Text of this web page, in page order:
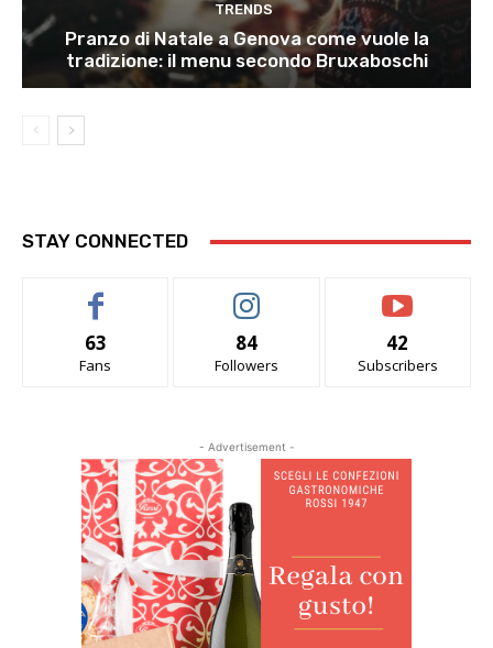
TRENDS
Pranzo di Natale a Genova come vuole la
tradizione: il menu secondo Bruxaboschi
STAY CONNECTED
63
Fans
84
Followers
42
Subscribers
- Advertisement -